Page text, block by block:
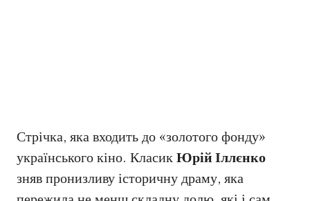
Стрічка, яка входить до «золотого фонду»
українського кіно. КласикЮрій Іллєнко
зняв пронизливу історичну драму, яка